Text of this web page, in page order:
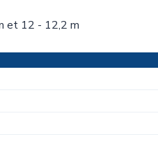
et 12 - 12,2 m